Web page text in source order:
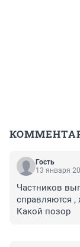
Гость
13 января
Частников
справляются ,
Какой позор